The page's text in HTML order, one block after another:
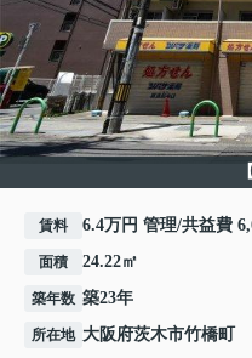
賃料 6.4万円 管理/共益費
面積 24.22㎡
築年数 築23年
所在地 大阪府茨木市竹橋町